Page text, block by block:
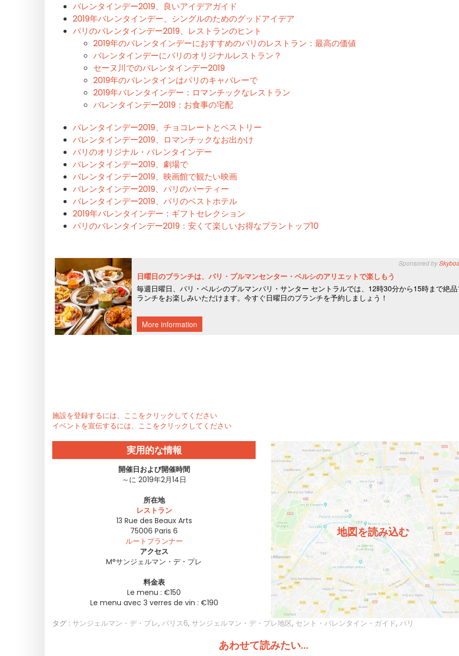
バレンタインデー2019、良いアイデアガイド
2019年バレンタインデー、シングルのためのグッドアイデア
パリのバレンタインデー2019、レストランのヒント
2019年のバレンタインデーにおすすめのパリのレストラン：最高の価値
バレンタインデーにパリのオリジナルレストラン？
セーヌ川でのバレンタインデー2019
2019年のバレンタインはパリのキャバレーで
2019年バレンタインデー：ロマンチックなレストラン
バレンタインデー2019：お食事の宅配
バレンタインデー2019、チョコレートとペストリー
バレンタインデー2019、ロマンチックなお出かけ
パリのオリジナル・バレンタインデー
バレンタインデー2019、劇場で
バレンタインデー2019、映画館で観たい映画
バレンタインデー2019、パリのパーティー
バレンタインデー2019、パリのベストホテル
2019年バレンタインデー：ギフトセレクション
パリのバレンタインデー2019：安くて楽しいお得なプラントップ10
施設を登録するには、ここをクリックしてください
イベントを宣伝するには、ここをクリックしてください
実用的な情報
開催日および開催時間
～に 2019年2月14日
所在地
レストラン
13 Rue des Beaux Arts
75006 Paris 6
ルートプランナー
アクセス
M°サンジェルマン・デ・プレ
料金表
Le menu : €150
Le menu avec 3 verres de vin : €190
地図を読み込む
タグ : サンジェルマン・デ・プレ, パリス6, サンジェルマン・デ・プレ地区, セント・バレンタイン・ガイド, パリ
あわせて読みたい...